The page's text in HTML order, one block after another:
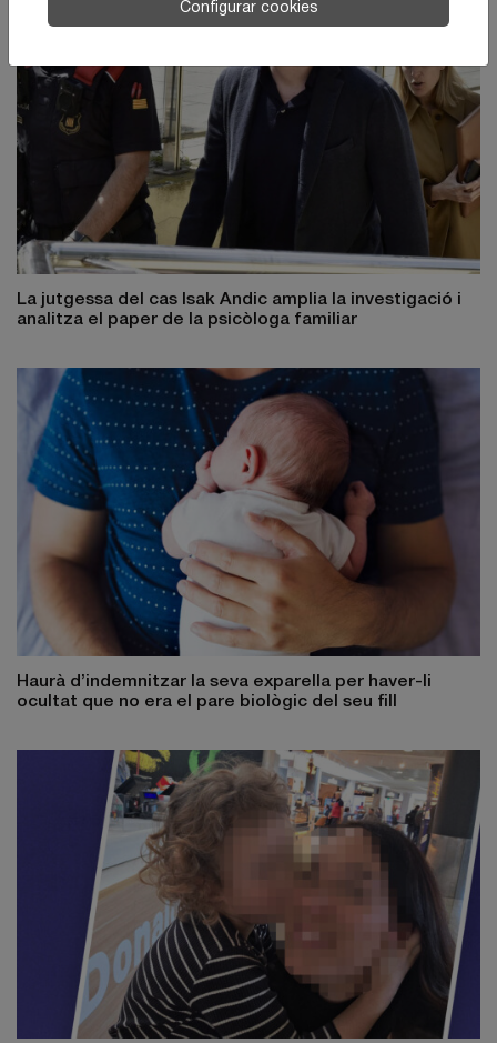
La jutgessa del cas Isak Andic amplia la investigació i
analitza el paper de la psicòloga familiar
Haurà d’indemnitzar la seva exparella per haver-li
ocultat que no era el pare biològic del seu fill
Configurar cookies